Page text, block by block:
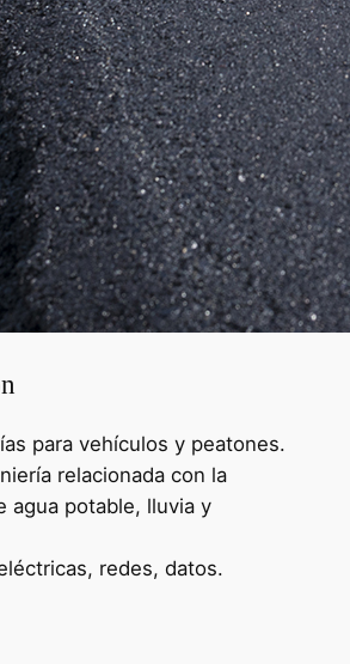
para vehículos y peatones.
relacionada con la
agua potable, lluvia y
redes, datos.